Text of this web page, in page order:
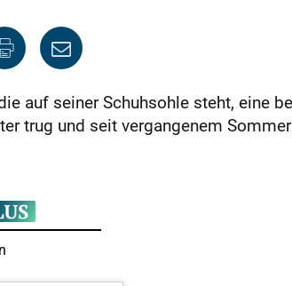
auf seiner Schuhsohle steht, eine
trug und seit vergangenem